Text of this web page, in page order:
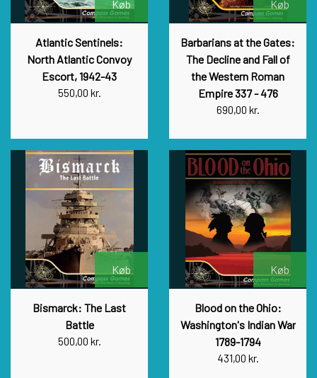
BLUE PANTHER
CATASTROPHE GAMES
COMPASS GAMES
CONFLICT SIMULATIONS
CONQUISTADOR GAMES
DAN VERSSEN GAMES
DECISIONS GAMES
HISTORIC WINGS
HISTORIC'ONE
LARRY M. PINKERTON JR.
LEGION WARGAMES
LOCK N LOAD PUBLISHING
MULTI-MAN PUBLISHING
NUTS! PUBLISHING
SHAKOS
SNAFU DESIGNS
SOPHISTICATED GAMES
TRAFALGAR EDITIONS
TS TACTICS AND STRATEGY
TURNING POINTS SIMULATIONS
VENTONUOVO GAMES
VUCA SIMULATIONS
CUBE4ME
Køb
Atlantic Sentinels:
North Atlantic Convoy
Escort, 1942-43
550,00 kr.
Køb
Barbarians at the Gates:
The Decline and Fall of
the Western Roman
Empire 337 - 476
690,00 kr.
Køb
Bismarck: The Last
Battle
500,00 kr.
Køb
Blood on the Ohio:
Washington's Indian War
1789-1794
431,00 kr.